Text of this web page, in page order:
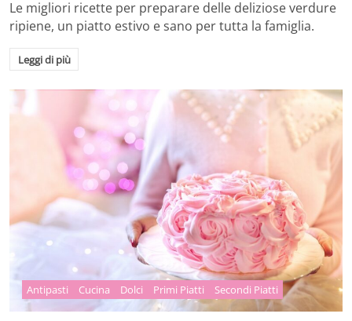
Le migliori ricette per preparare delle deliziose verdure
ripiene, un piatto estivo e sano per tutta la famiglia.
Leggi di più
Antipasti Cucina Dolci Primi Piatti Secondi Piatti